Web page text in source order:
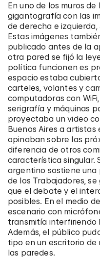
En uno de los muros
gigantografía con las
de derecha e izquierda,
Estas imágenes
publicado antes de la
otra pared se fijó la
política funcionen es
espacio estaba
carteles, volantes y
computadoras con
serigrafía y máquinas
proyectaba un video
Buenos Aires a
opinaban sobre las
diferencia de otros
característica singular.
argentino sostiene
de los Trabajadores,
que el debate y el
posibles. En el medio
escenario con
transmitía interfiriendo
Además, el público
tipo en un escritorio de
las paredes.